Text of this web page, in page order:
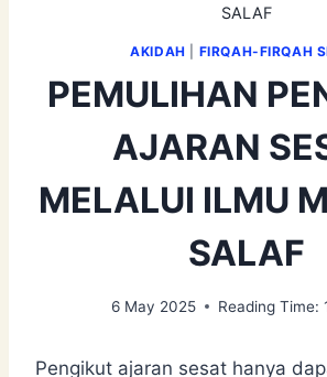
SALAF
AKIDAH FIRQAH-FIRQAH
PEMULIHAN
AJARAN
MELALUI ILMU
SALAF
6 May 2025 Reading Time:
Pengikut ajaran sesat hanya